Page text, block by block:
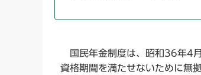
国民年金制度は、昭和36年4
資格期間を満たせないために無